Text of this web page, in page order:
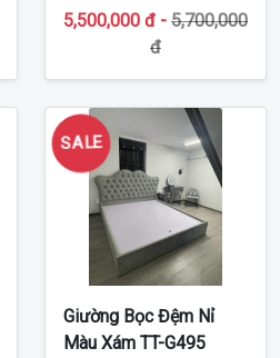
TT-G39
5,500,000 đ - 5,700,000
đ
SALE
Giường Bọc Đệm Nỉ
Màu Xám TT-G495